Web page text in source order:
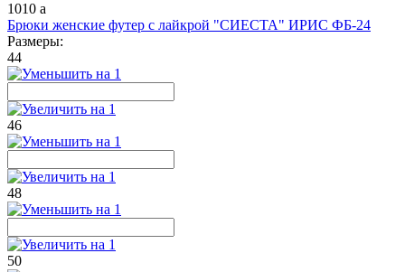
1010 a
Брюки женские футер с лайкрой "СИЕСТА" ИРИС ФБ-24
Размеры:
44
46
48
50